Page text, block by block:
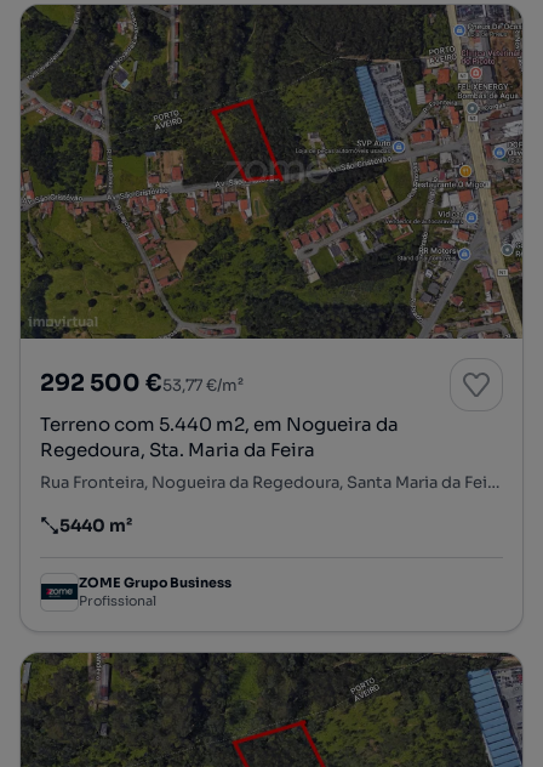
292 500 €53,77 €/m²
Terreno com 5.440 m2, em Nogueira da
Regedoura, Sta. Maria da Feira
Rua Fronteira, Nogueira da Regedoura, Santa Maria da Feira, Aveiro
Preço por metro quadrado
5440 m²
ZOME Grupo Business
Profissional